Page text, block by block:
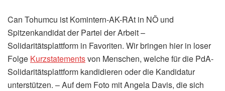
Can Tohumcu ist Komintern-AK-RAt in NÖ und
Spitzenkandidat der Partei der Arbeit –
Solidaritätsplattform in Favoriten. Wir bringen hier in loser
Folge Kurzstatementsvon Menschen, welche für die PdA-
Solidaritätsplattform kandidieren oder die Kandidatur
unterstützen. – Auf dem Foto mit Angela Davis, die sich